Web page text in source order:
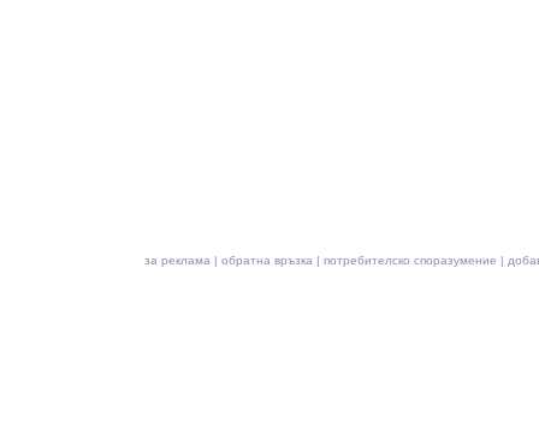
за реклама | обратна връзка | потребителско споразумение |